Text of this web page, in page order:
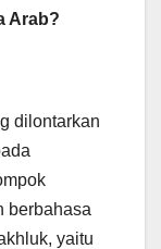
Arab?
dilontarkan
berbahasa
yaitu